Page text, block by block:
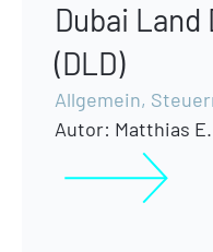
Dubai
(DLD)
Allgemein,
Autor: Matthias